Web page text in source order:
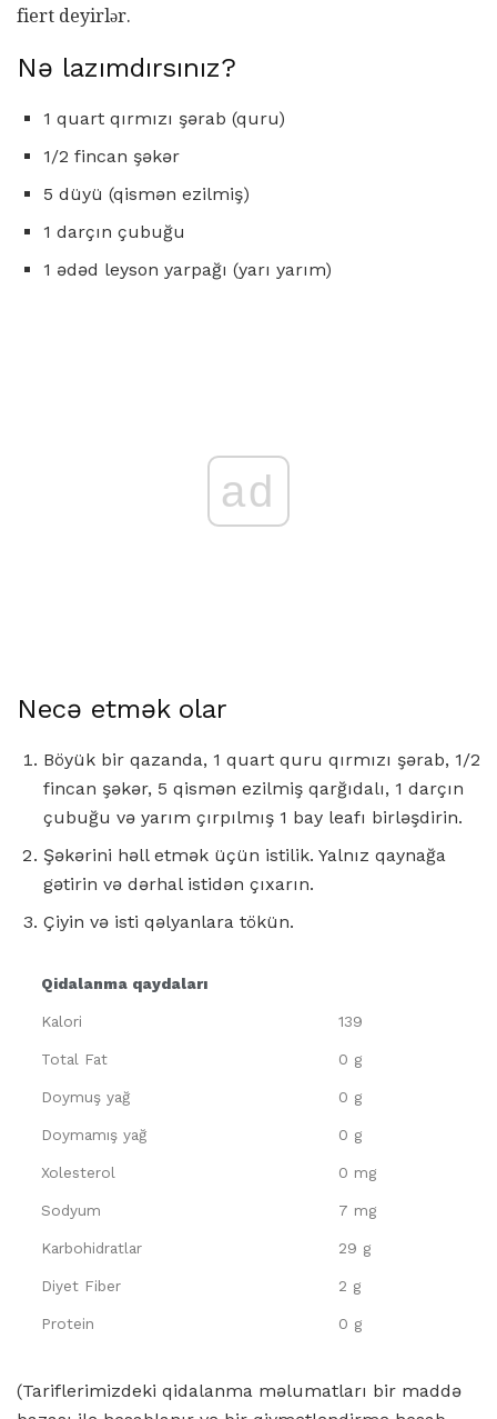
fiert deyirlər.
Nə lazımdırsınız?
1 quart qırmızı şərab (quru)
1/2 fincan şəkər
5 düyü (qismən ezilmiş)
1 darçın çubuğu
1 ədəd leyson yarpağı (yarı yarım)
ad
Necə etmək olar
Böyük bir qazanda, 1 quart quru qırmızı şərab, 1/2
fincan şəkər, 5 qismən ezilmiş qarğıdalı, 1 darçın
çubuğu və yarım çırpılmış 1 bay leafı birləşdirin.
Şəkərini həll etmək üçün istilik. Yalnız qaynağa
gətirin və dərhal istidən çıxarın.
Çiyin və isti qəlyanlara tökün.
Qidalanma qaydaları
Kalori 139
Total Fat 0 g
Doymuş yağ 0 g
Doymamış yağ 0 g
Xolesterol 0 mg
Sodyum 7 mg
Karbohidratlar 29 g
Diyet Fiber 2 g
Protein 0 g
(Tariflerimizdeki qidalanma məlumatları bir maddə